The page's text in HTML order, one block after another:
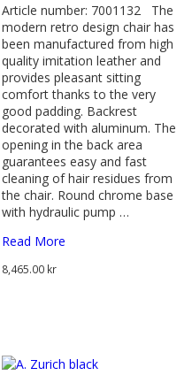
Article number: 7001132 The
modern retro design chair has
been manufactured from high
quality imitation leather and
provides pleasant sitting
comfort thanks to the very
good padding. Backrest
decorated with aluminum. The
opening in the back area
guarantees easy and fast
cleaning of hair residues from
the chair. Round chrome base
with hydraulic pump …
Read More
8,465.00 kr